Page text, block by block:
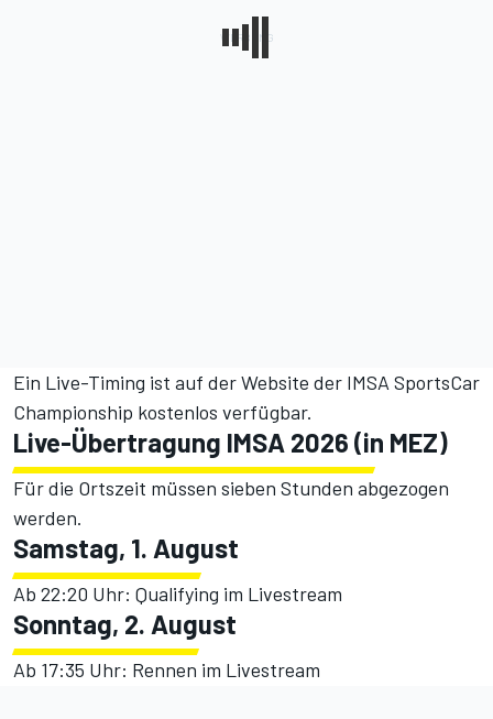
Ein Live-Timing ist auf der Website der IMSA SportsCar
Championship kostenlos verfügbar.
Live-Übertragung IMSA 2026 (in MEZ)
Für die Ortszeit müssen sieben Stunden abgezogen
werden.
Samstag, 1. August
Ab 22:20 Uhr: Qualifying im Livestream
Sonntag, 2. August
Ab 17:35 Uhr: Rennen im Livestream